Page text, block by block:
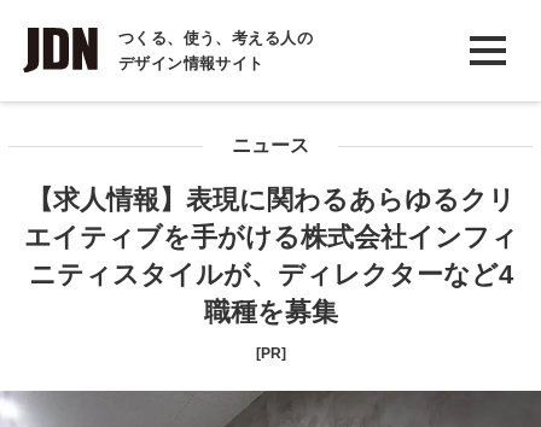
つくる、使う、考える人の
デザイン情報サイト
INTERVIEW
インタビュー
COLUMN
コラム
ニュース
【求人情報】表現に関わるあらゆるクリ
エイティブを手がける株式会社インフィ
ニティスタイルが、ディレクターなど4
職種を募集
[PR]